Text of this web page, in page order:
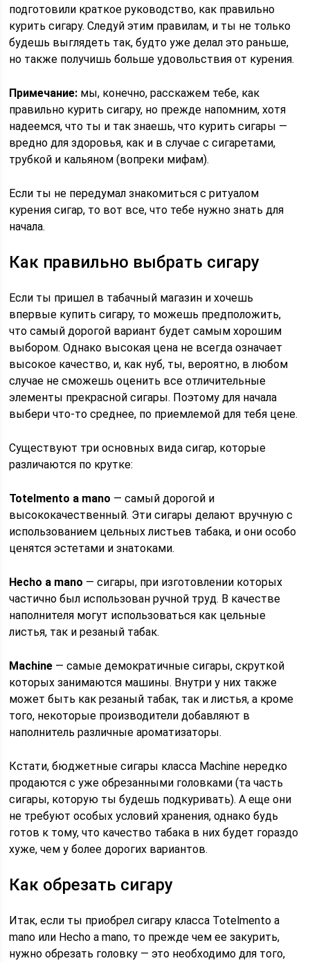
подготовили краткое руководство, как правильно
курить сигару. Следуй этим правилам, и ты не только
будешь выглядеть так, будто уже делал это раньше,
но также получишь больше удовольствия от курения.
Примечание: мы, конечно, расскажем тебе, как
правильно курить сигару, но прежде напомним, хотя
надеемся, что ты и так знаешь, что курить сигары —
вредно для здоровья, как и в случае с сигаретами,
трубкой и кальяном (вопреки мифам).
Если ты не передумал знакомиться с ритуалом
курения сигар, то вот все, что тебе нужно знать для
начала.
Как правильно выбрать сигару
Если ты пришел в табачный магазин и хочешь
впервые купить сигару, то можешь предположить,
что самый дорогой вариант будет самым хорошим
выбором. Однако высокая цена не всегда означает
высокое качество, и, как нуб, ты, вероятно, в любом
случае не сможешь оценить все отличительные
элементы прекрасной сигары. Поэтому для начала
выбери что-то среднее, по приемлемой для тебя цене.
Существуют три основных вида сигар, которые
различаются по крутке:
Totelmento a mano — самый дорогой и
высококачественный. Эти сигары делают вручную с
использованием цельных листьев табака, и они особо
ценятся эстетами и знатоками.
Hecho a mano — сигары, при изготовлении которых
частично был использован ручной труд. В качестве
наполнителя могут использоваться как цельные
листья, так и резаный табак.
Machine — самые демократичные сигары, скруткой
которых занимаются машины. Внутри у них также
может быть как резаный табак, так и листья, а кроме
того, некоторые производители добавляют в
наполнитель различные ароматизаторы.
Кстати, бюджетные сигары класса Machine нередко
продаются с уже обрезанными головками (та часть
сигары, которую ты будешь подкуривать). А еще они
не требуют особых условий хранения, однако будь
готов к тому, что качество табака в них будет гораздо
хуже, чем у более дорогих вариантов.
Как обрезать сигару
Итак, если ты приобрел сигару класса Totelmento a
mano или Hecho a mano, то прежде чем ее закурить,
нужно обрезать головку — это необходимо для того,